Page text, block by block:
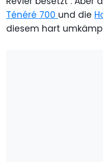
Ténéré 700 und die
diesem hart